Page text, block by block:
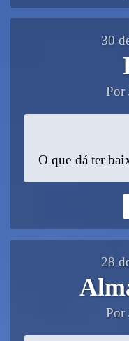
30
Por
O que dá ter
28
Por